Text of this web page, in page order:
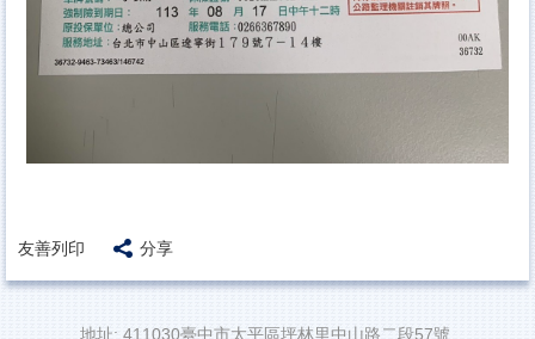
友善列印 分享
地址: 411030臺中市太平區坪林里中山路二段57號